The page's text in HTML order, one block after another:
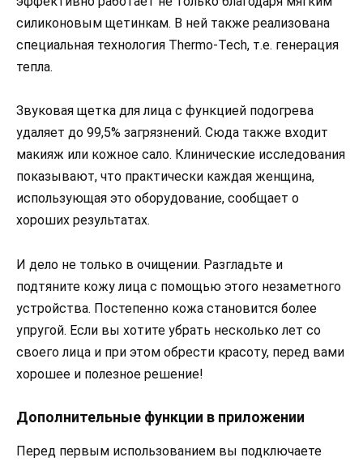
силиконовым щетинкам. В ней также реализована
специальная технология Thermo-Tech, т.е. генерация
тепла.
Звуковая щетка для лица с функцией подогрева
удаляет до 99,5% загрязнений. Сюда также входит
макияж или кожное сало. Клинические исследования
показывают, что практически каждая женщина,
использующая это оборудование, сообщает о
хороших результатах.
И дело не только в очищении. Разгладьте и
подтяните кожу лица с помощью этого незаметного
устройства. Постепенно кожа становится более
упругой. Если вы хотите убрать несколько лет со
своего лица и при этом обрести красоту, перед вами
хорошее и полезное решение!
Дополнительные функции в приложении
Перед первым использованием вы подключаете